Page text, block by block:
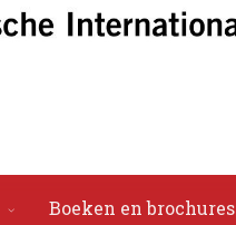
Boeken en brochures